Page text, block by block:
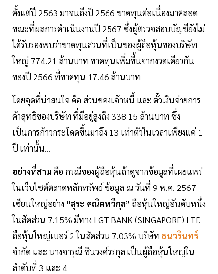
ตั้งแต่ปี 2563 มาจนถึงปี 2566 ขาดทุนต่อเนื่องมาตลอด
ขณะที่ผลการดำเนินงานปี 2567 ซึ่งผู้ตรวจสอบบัญชียังไม่
ได้รับรองพบว่าขาดทุนส่วนที่เป็นของผู้ถือหุ้นของบริษัท
ใหญ่ 774.21 ล้านบาท ขาดทุนเพิ่มขึ้นจากงวดเดียวกัน
ของปี 2566 ที่ขาดทุน 17.46 ล้านบาท
โดยจุดที่น่าสนใจ คือ ส่วนของเจ้าหนี้ และ ตั๋วเงินจ่ายการ
ค้าสุทธิของบริษัท ที่มีอยู่สูงถึง 338.15 ล้านบาท ซึ่ง
เป็นการก้าวกระโดดขึ้นมาถึง 13 เท่าตัวในเวลาเพียงแค่ 1
ปี เท่านั้น...
อย่างที่สาม คือ กรณีของผู้ถือหุ้นถ้าดูจากข้อมูลที่เผยแพร่
ในเว็บไซต์ตลาดหลักทรัพย์ ข้อมูล ณ วันที่ 9 พ.ค. 2567
เซียนใหญ่อย่าง “สุระ คณิตทวีกุล” ถือหุ้นใหญ่อันดับหนึ่ง
ในสัดส่วน 7.15% มีทาง LGT BANK (SINGAPORE) LTD
ถือหุ้นใหญ่เบอร์ 2 ในสัดส่วน 7.03% บริษัท ธนวรินทร์
จำกัด และ นางจารุณี ชินวงศ์วรกุล เป็นผู้ถือหุ้นใหญ่ใน
ลำดับที่ 3 และ 4